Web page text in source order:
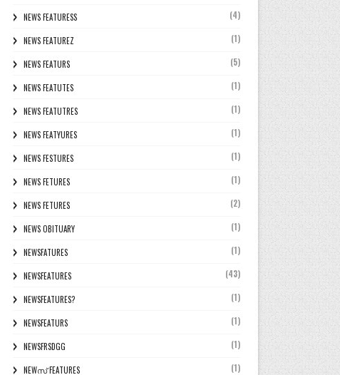
NEWS FEATURESS (4)
NEWS FEATUREZ (1)
NEWS FEATURS (5)
NEWS FEATUTES (1)
NEWS FEATUTRES (1)
NEWS FEATYURES (1)
NEWS FESTURES (1)
NEWS FETURES (1)
NEWS FETURES (2)
NEWS OBITUARY (1)
NEWSFATURES (1)
NEWSFEATURES (43)
NEWSFEATURES? (1)
NEWSFEATURS (1)
NEWSFRSDGG (1)
NEWസ് FEATURES (1)